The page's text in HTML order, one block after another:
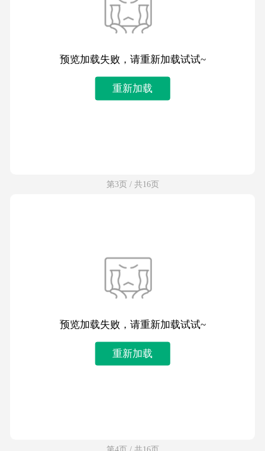
预览加载失败，请重新加载试试~
重新加载
第3页 / 共16页
预览加载失败，请重新加载试试~
重新加载